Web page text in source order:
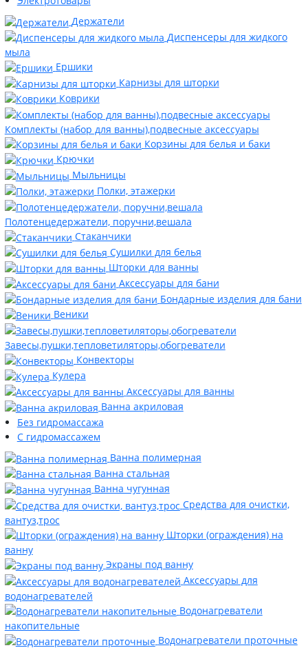
Держатели
Диспенсеры для жидкого
мыла
Ершики
Карнизы для шторки
Коврики
Комплекты (набор для ванны),подвесные аксессуары
Корзины для белья и баки
Крючки
Мыльницы
Полки, этажерки
Полотенцедержатели, поручни,вешала
Стаканчики
Сушилки для белья
Шторки для ванны
Аксессуары для бани
Бондарные изделия для бани
Веники
Завесы,пушки,тепловетиляторы,обогреватели
Конвекторы
Кулера
Аксессуары для ванны
Ванна акриловая
Без гидромассажа
С гидромассажем
Ванна полимерная
Ванна стальная
Ванна чугунная
Средства для очистки,
вантуз,трос
Шторки (ограждения) на
ванну
Экраны под ванну
Аксессуары для
водонагревателей
Водонагреватели
накопительные
Водонагреватели проточные